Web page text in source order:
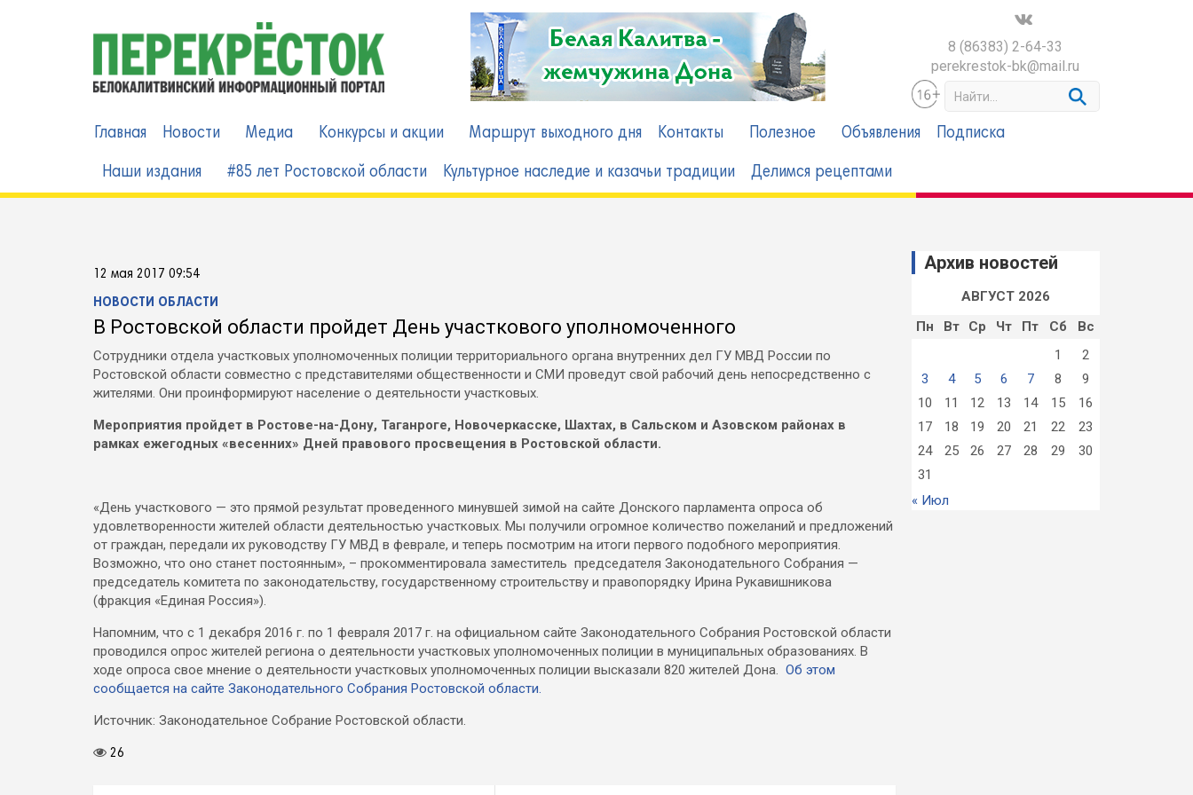
8 (86383) 2-64-33
perekrestok-bk@mail.ru
a
Главная Новости Медиа Конкурсы и акции Маршрут выходного дня Контакты Полезное Объявления Подписка
Наши издания #85 лет Ростовской области Культурное наследие и казачьи традиции Делимся рецептами
12 мая 2017 09:54
НОВОСТИ ОБЛАСТИ
В Ростовской области пройдет День участкового уполномоченного
Сотрудники отдела участковых уполномоченных полиции территориального органа внутренних дел ГУ МВД России по
Ростовской области совместно с представителями общественности и СМИ проведут свой рабочий день непосредственно с
жителями. Они проинформируют население о деятельности участковых.
Мероприятия пройдет в Ростове-на-Дону, Таганроге, Новочеркасске, Шахтах, в Сальском и Азовском районах в
рамках ежегодных «весенних» Дней правового просвещения в Ростовской области.
«День участкового — это прямой результат проведенного минувшей зимой на сайте Донского парламента опроса об
удовлетворенности жителей области деятельностью участковых. Мы получили огромное количество пожеланий и предложений
от граждан, передали их руководству ГУ МВД в феврале, и теперь посмотрим на итоги первого подобного мероприятия.
Возможно, что оно станет постоянным», – прокомментировала заместитель председателя Законодательного Собрания —
председатель комитета по законодательству, государственному строительству и правопорядку Ирина Рукавишникова
(фракция «Единая Россия»).
Напомним, что с 1 декабря 2016 г. по 1 февраля 2017 г. на официальном сайте Законодательного Собрания Ростовской области
проводился опрос жителей региона о деятельности участковых уполномоченных полиции в муниципальных образованиях. В
сообщается на сайте Законодательного Собрания Ростовской области.
Источник: Законодательное Собрание Ростовской области.
Архив новостей
АВГУСТ 2026
Пн
Вт Ср Чт Пт Сб
Вс
1
2
3
4 5 6 7 8
9
10
11 12 13 14 15
16
17
18 19 20 21 22
23
24
25 26 27 28 29
30
31
« Июл